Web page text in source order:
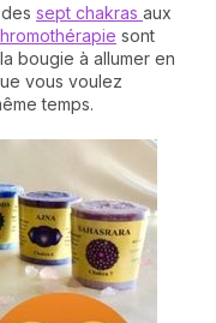
sept chakras aux
sont
bougie à allumer en
vous voulez
temps.